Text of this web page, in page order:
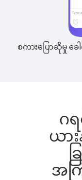
စကားပြောဆိုမှု ခေါ
ဂ
ယား
အက